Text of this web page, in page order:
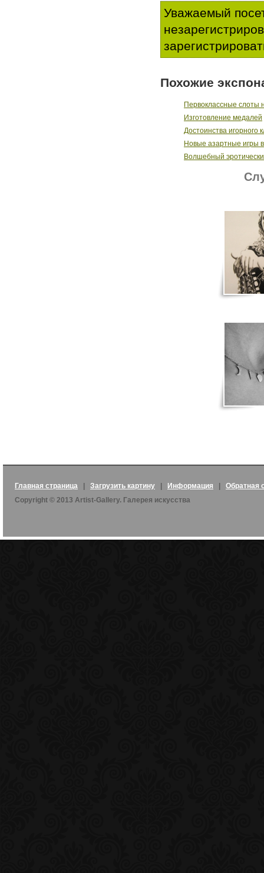
Уважаемый
Похожие
Первоклассные слоты
Изготовление медалей
Достоинства игорного
Новые азартные игры
Волшебный
Главная страница Загрузить картину Информация
Обратная
Copyright © 2013 Artist-Gallery. Галерея искусства